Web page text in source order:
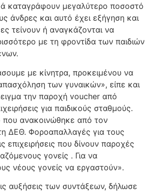
καταγράφουν μεγαλύτερο ποσοστό
άνδρες και αυτό έχει εξήγηση και
τείνουν ή αναγκάζονται να
με τη φροντίδα των παιδιών
με κίνητρα, προκειμένου να
των γυναικών», είπε και
την παροχή voucher από
για παιδικούς σταθμούς.
που ανακοινώθηκε από τον
ΔΕΘ. Φοροαπαλλαγές για τους
επιχειρήσεις που δίνουν παροχές
γονείς . Για να
νέους γονείς να εργαστούν».
αυξήσεις των συντάξεων, δήλωσε